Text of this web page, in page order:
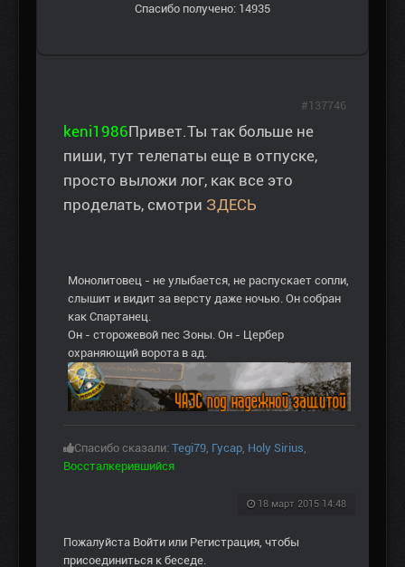
Спасибо получено: 14935
keni1986Привет.Ты так больше не
пиши, тут телепаты еще в отпуске,
просто выложи лог, как все это
проделать, смотри ЗДЕСЬ
Монолитовец - не улыбается, не распускает сопли,
слышит и видит за версту даже ночью. Он собран
как Спартанец.
Он - сторожевой пес Зоны. Он - Цербер
охраняющий ворота в ад.
Спасибо сказали: Tegi79, Гусар, Holy Sirius,
Воссталкерившийся
18 март 2015 14:48
#137746
Пожалуйста Войти или Регистрация, чтобы
присоединиться к беседе.